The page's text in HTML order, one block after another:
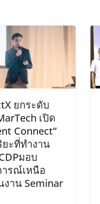
ยกระดับ
เปิด
Connect”
ะที่ทำงาน
มอบ
รณ์เหนือ
งาน Seminar